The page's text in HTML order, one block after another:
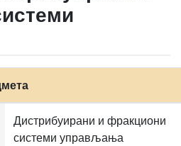
Дистрибуирани и фракциони
системи управљања